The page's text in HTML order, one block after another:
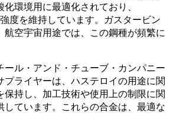
環境用に最適化されており、
度を維持しています。ガスタービン
航空宇宙用途では、この鋼種が頻繁に
ール・アンド・チューブ・カンパニー
プライヤーは、ハステロイの用途に関
保持し、加工技術や使用上の制限に関
しています。これらの合金は、最適な